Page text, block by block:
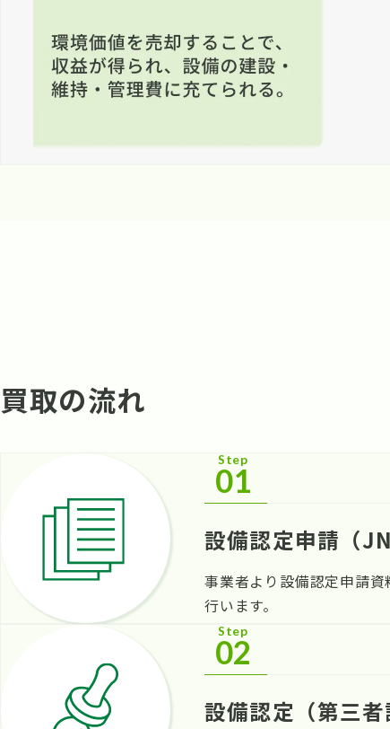
買取の流れ
Step
01
設備認定申請（
事業者より設備認定申請
行います。
Step
02
設備認定（第三者